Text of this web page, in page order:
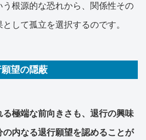
う根源的な恐れから、関係性その
して孤立を選択するのです。
望の隠蔽
る極端な前向きさも、退行の興味
内なる退行願望を認めることが